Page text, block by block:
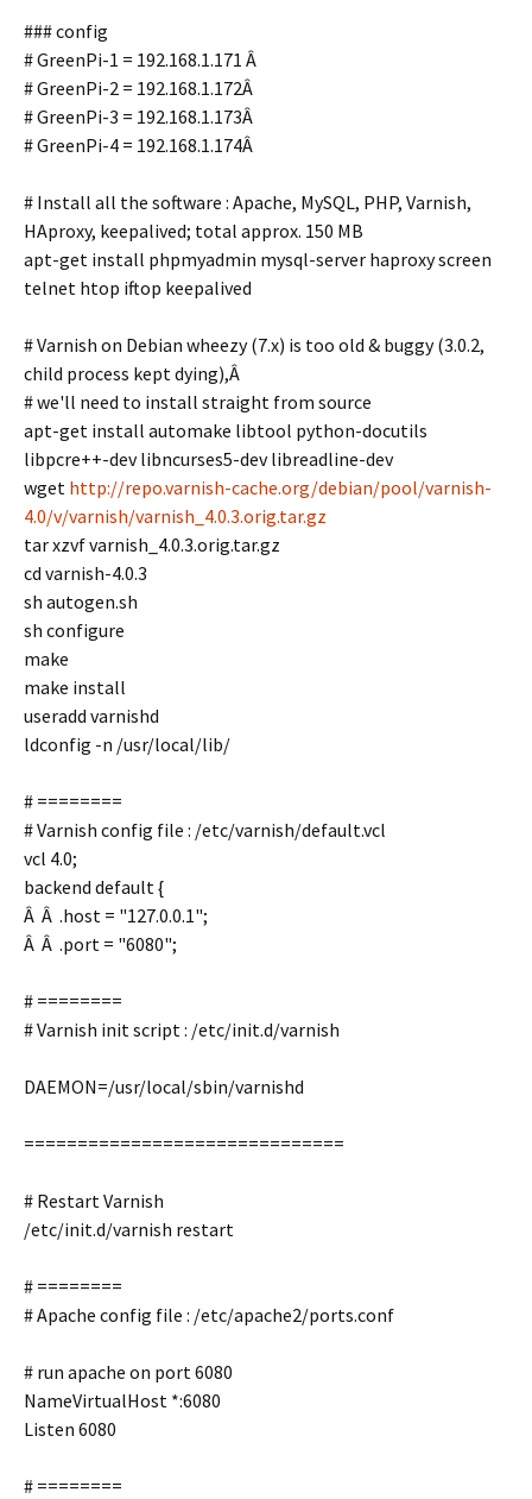
### config
# GreenPi-1 = 192.168.1.171 Â
# GreenPi-2 = 192.168.1.172Â
# GreenPi-3 = 192.168.1.173Â
# GreenPi-4 = 192.168.1.174Â
# Install all the software : Apache, MySQL, PHP, Varnish,
HAproxy, keepalived; total approx. 150 MB
apt-get install phpmyadmin mysql-server haproxy screen
telnet htop iftop keepalived
# Varnish on Debian wheezy (7.x) is too old & buggy (3.0.2,
child process kept dying),Â
# we'll need to install straight from source
apt-get install automake libtool python-docutils
libpcre++-dev libncurses5-dev libreadline-dev
wget http://repo.varnish-cache.org/debian/pool/varnish-
4.0/v/varnish/varnish_4.0.3.orig.tar.gz
tar xzvf varnish_4.0.3.orig.tar.gz
cd varnish-4.0.3
sh autogen.sh
sh configure
make
make install
useradd varnishd
ldconfig -n /usr/local/lib/
# ========
# Varnish config file : /etc/varnish/default.vcl
vcl 4.0;
backend default {
Â Â .host = "127.0.0.1";
Â Â .port = "6080";
# ========
# Varnish init script : /etc/init.d/varnish
DAEMON=/usr/local/sbin/varnishd
==============================
# Restart Varnish
/etc/init.d/varnish restart
# ========
# Apache config file : /etc/apache2/ports.conf
# run apache on port 6080
NameVirtualHost *:6080
Listen 6080
# ========